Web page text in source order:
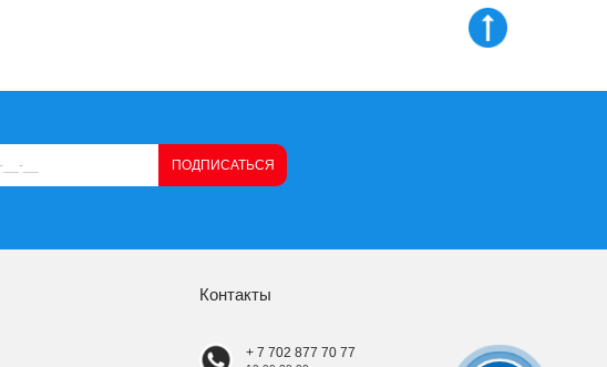
ПОДПИСАТЬСЯ
Контакты
+ 7 702 877 70 77